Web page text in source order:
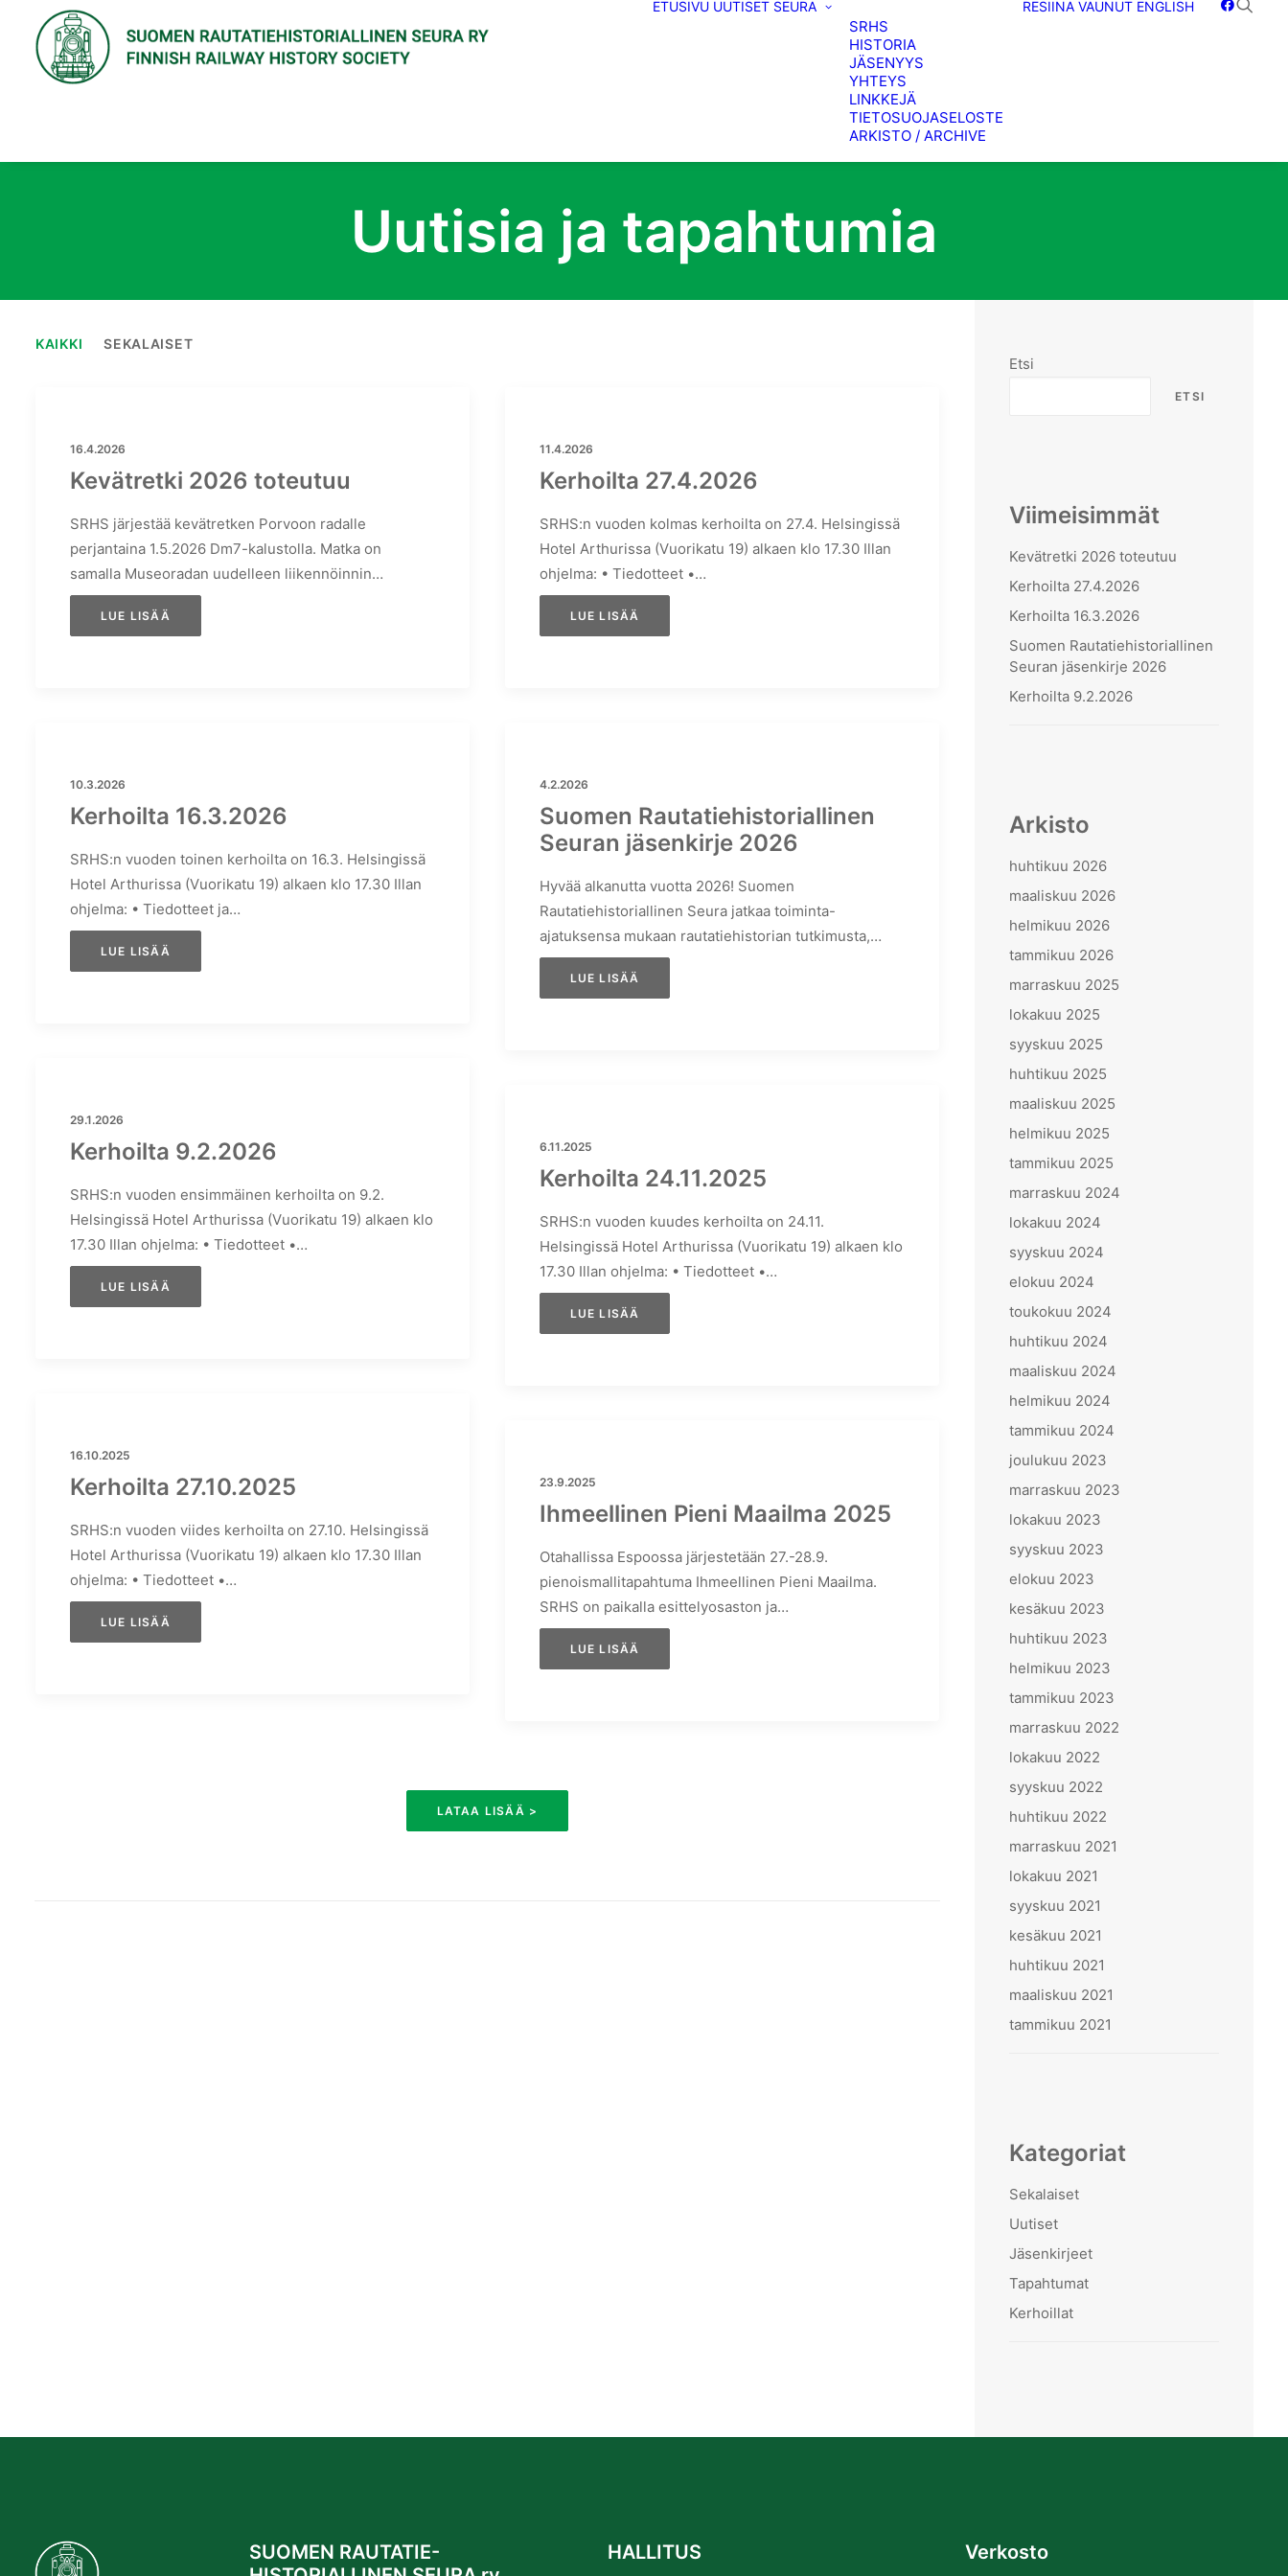
ETUSIVU UUTISET SEURA
SRHS
HISTORIA
JÄSENYYS
YHTEYS
LINKKEJÄ
TIETOSUOJASELOSTE
ARKISTO / ARCHIVE
RESIINA VAUNUT ENGLISH
Uutisia ja tapahtumia
KAIKKI SEKALAISET
16.4.2026
Kevätretki 2026 toteutuu
SRHS järjestää kevätretken Porvoon radalle
perjantaina 1.5.2026 Dm7-kalustolla. Matka on
samalla Museoradan uudelleen liikennöinnin…
LUE LISÄÄ
11.4.2026
Kerhoilta 27.4.2026
SRHS:n vuoden kolmas kerhoilta on 27.4. Helsingissä
Hotel Arthurissa (Vuorikatu 19) alkaen klo 17.30 Illan
ohjelma: • Tiedotteet •…
LUE LISÄÄ
10.3.2026
Kerhoilta 16.3.2026
SRHS:n vuoden toinen kerhoilta on 16.3. Helsingissä
Hotel Arthurissa (Vuorikatu 19) alkaen klo 17.30 Illan
ohjelma: • Tiedotteet ja…
LUE LISÄÄ
4.2.2026
Suomen Rautatiehistoriallinen
Seuran jäsenkirje 2026
Hyvää alkanutta vuotta 2026! Suomen
Rautatiehistoriallinen Seura jatkaa toiminta-
ajatuksensa mukaan rautatiehistorian tutkimusta,…
LUE LISÄÄ
29.1.2026
Kerhoilta 9.2.2026
SRHS:n vuoden ensimmäinen kerhoilta on 9.2.
Helsingissä Hotel Arthurissa (Vuorikatu 19) alkaen klo
17.30 Illan ohjelma: • Tiedotteet •…
LUE LISÄÄ
6.11.2025
Kerhoilta 24.11.2025
SRHS:n vuoden kuudes kerhoilta on 24.11.
Helsingissä Hotel Arthurissa (Vuorikatu 19) alkaen klo
17.30 Illan ohjelma: • Tiedotteet •…
LUE LISÄÄ
16.10.2025
Kerhoilta 27.10.2025
SRHS:n vuoden viides kerhoilta on 27.10. Helsingissä
Hotel Arthurissa (Vuorikatu 19) alkaen klo 17.30 Illan
ohjelma: • Tiedotteet •…
LUE LISÄÄ
23.9.2025
Ihmeellinen Pieni Maailma 2025
Otahallissa Espoossa järjestetään 27.-28.9.
pienoismallitapahtuma Ihmeellinen Pieni Maailma.
SRHS on paikalla esittelyosaston ja…
LUE LISÄÄ
LATAA LISÄÄ >
Etsi
ETSI
Viimeisimmät
Kevätretki 2026 toteutuu
Kerhoilta 27.4.2026
Kerhoilta 16.3.2026
Suomen Rautatiehistoriallinen
Seuran jäsenkirje 2026
Kerhoilta 9.2.2026
Arkisto
huhtikuu 2026
maaliskuu 2026
helmikuu 2026
tammikuu 2026
marraskuu 2025
lokakuu 2025
syyskuu 2025
huhtikuu 2025
maaliskuu 2025
helmikuu 2025
tammikuu 2025
marraskuu 2024
lokakuu 2024
syyskuu 2024
elokuu 2024
toukokuu 2024
huhtikuu 2024
maaliskuu 2024
helmikuu 2024
tammikuu 2024
joulukuu 2023
marraskuu 2023
lokakuu 2023
syyskuu 2023
elokuu 2023
kesäkuu 2023
huhtikuu 2023
helmikuu 2023
tammikuu 2023
marraskuu 2022
lokakuu 2022
syyskuu 2022
huhtikuu 2022
marraskuu 2021
lokakuu 2021
syyskuu 2021
kesäkuu 2021
huhtikuu 2021
maaliskuu 2021
tammikuu 2021
Kategoriat
Sekalaiset
Uutiset
Jäsenkirjeet
Tapahtumat
Kerhoillat
SUOMEN RAUTATIE-
HALLITUS Verkosto